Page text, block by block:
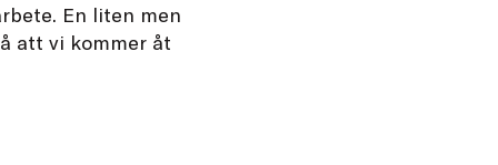
En liten men
att vi kommer åt